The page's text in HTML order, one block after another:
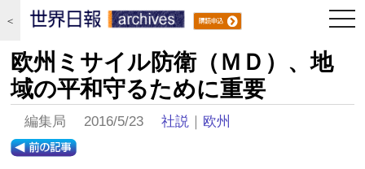
＜
欧州ミサイル防衛（ＭＤ）、地
域の平和守るために重要
編集局 2016/5/23社説 ｜ 欧州